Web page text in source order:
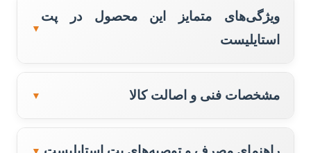
ویژگی‌های متمایز این محصول در پت
استایلیست
▼
فرمول اختصاصی برای
مدیریت ریزش‌های فصلی.
ترکیبات طبیعی:حاوی عصاره‌های گیاهی
مشخصات فنی و اصالت کالا ▼
▼